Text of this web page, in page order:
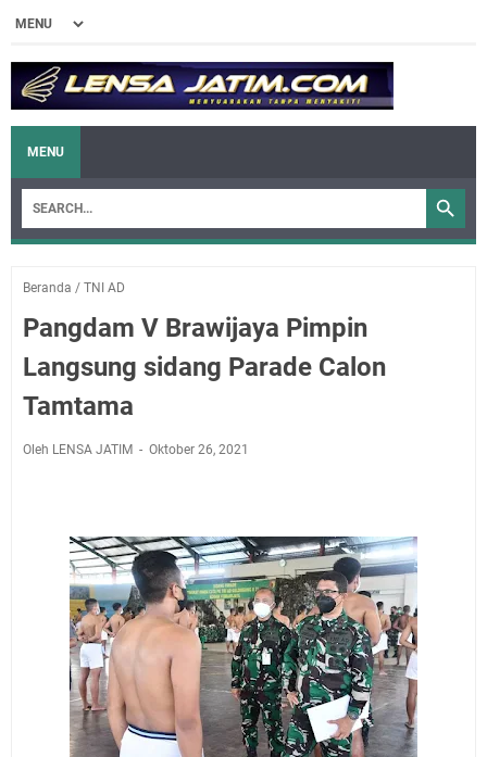
MENU
Beranda / TNI AD
Pangdam V Brawijaya Pimpin
Langsung sidang Parade Calon
Tamtama
Oleh LENSA JATIM Oktober 26, 2021